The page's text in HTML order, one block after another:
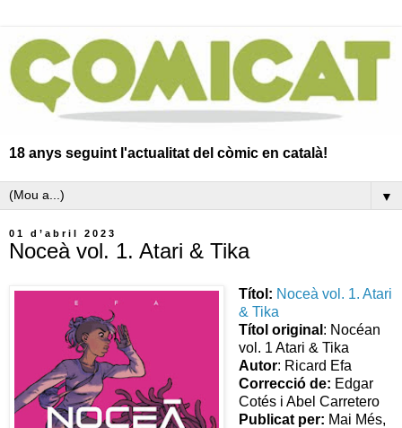
18 anys seguint l'actualitat del còmic en català!
▼
01 d’abril 2023
Noceà vol. 1. Atari & Tika
Títol: Noceà vol. 1. Atari
& Tika
Títol original : Nocéan
vol. 1 Atari & Tika
Autor: Ricard Efa
Correcció de: Edgar
Cotés i Abel Carretero
Publicat per: Mai Més,